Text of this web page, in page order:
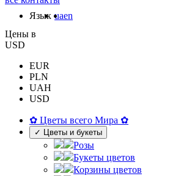
Язык uaen
Цены в
USD
EUR
PLN
UAH
USD
✿ Цветы всего Мира ✿
✓ Цветы и букеты
Розы
Букеты цветов
Корзины цветов